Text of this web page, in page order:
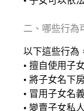
二、哪些行為
以下這些行為
• 擅自使用子
• 將子女名下
• 冒用子女名
• 變賣子女私